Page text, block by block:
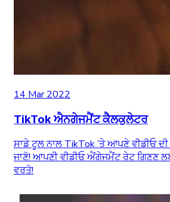
14 Mar 2022
TikTok ਐਨਗੇਜਮੈਂਟ ਕੈਲਕੁਲੇਟਰ
ਸਾਡੇ ਟੂਲ ਨਾਲ TikTok ’ਤੇ ਆਪਣੇ ਵੀਡੀਓ
ਜਾਣੋ! ਆਪਣੀ ਵੀਡੀਓ ਐਂਗੇਜਮੈਂਟ ਰੇਟ ਗਿਣਣ
ਵਰਤੋ!